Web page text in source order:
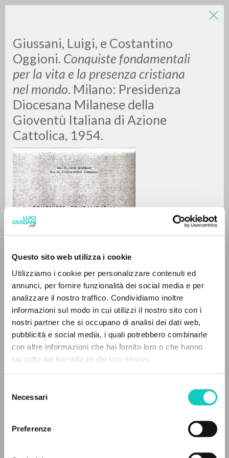
Questo sito web utilizza i cookie
Utilizziamo i cookie per personalizzare contenuti ed
annunci, per fornire funzionalità dei social media e per
analizzare il nostro traffico. Condividiamo inoltre
informazioni sul modo in cui utilizzi il nostro sito con i
nostri partner che si occupano di analisi dei dati web,
pubblicità e social media, i quali potrebbero combinarle
con altre informazioni che hai fornito loro o che hanno
raccolto dal tuo utilizzo dei loro servizi.
delNecessari
Preferenze
Giussani, Luigi, e Costantino
Oggioni. Conquiste fondamentali
per la vita e la presenza cristiana
nel mondo. Milano: Presidenza
Diocesana Milanese della
Gioventù Italiana di Azione
Cattolica, 1954.
Giussani Luigi
Autore
Oggioni CostantinoAutore
Pagine: 40
LUIGI
GIUSSANI
scritti
0DOCUMENTI TROVATI
RISULTATI SUCCESSIVI